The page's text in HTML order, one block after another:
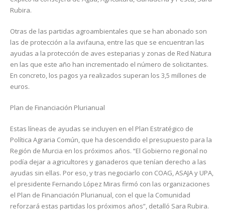
Rubira.
Otras de las partidas agroambientales que se han abonado son
las de protección a la avifauna, entre las que se encuentran las
ayudas a la protección de aves esteparias y zonas de Red Natura
en las que este año han incrementado el número de solicitantes.
En concreto, los pagos ya realizados superan los 3,5 millones de
euros.
Plan de Financiación Plurianual
Estas líneas de ayudas se incluyen en el Plan Estratégico de
Política Agraria Común, que ha descendido el presupuesto para la
Región de Murcia en los próximos años. “El Gobierno regional no
podía dejar a agricultores y ganaderos que tenían derecho a las
ayudas sin ellas. Por eso, y tras negociarlo con COAG, ASAJA y UPA,
el presidente Fernando López Miras firmó con las organizaciones
el Plan de Financiación Plurianual, con el que la Comunidad
reforzará estas partidas los próximos años”, detalló Sara Rubira.